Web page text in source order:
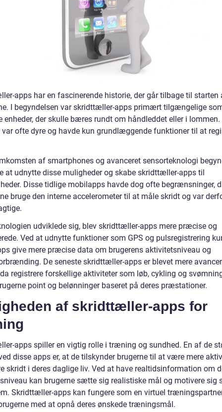
apps har en fascinerende historie, der går tilbage til starten
I begyndelsen var skridttæller-apps primært tilgængelige
enheder, der skulle bæres rundt om håndleddet eller i lommen.
var ofte dyre og havde kun grundlæggende funktioner til at
af smartphones og avanceret sensorteknologi
at udnytte disse muligheder og skabe skridttæller-apps til
Disse tidlige mobilapps havde dog ofte begrænsninger,
bruge den interne accelerometer til at måle skridt og var
udviklede sig, blev skridttæller-apps mere præcise og
Ved at udnytte funktioner som GPS og pulsregistrering
give mere præcise data om brugerens aktivitetsniveau og
De seneste skridttæller-apps er blevet mere
registrere forskellige aktiviteter som løb, cykling og
point og belønninger baseret på deres præstationer.
af skridttæller-apps for
apps spiller en vigtig rolle i træning og sundhed. En af de
disse apps er, at de tilskynder brugerne til at være mere
skridt i deres daglige liv. Ved at have realtidsinformation om
kan brugerne sætte sig realistiske mål og motivere sig
Skridttæller-apps kan fungere som en virtuel
med at opnå deres ønskede træningsmål.